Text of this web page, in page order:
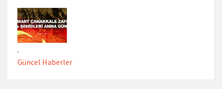
.
Güncel Haberler